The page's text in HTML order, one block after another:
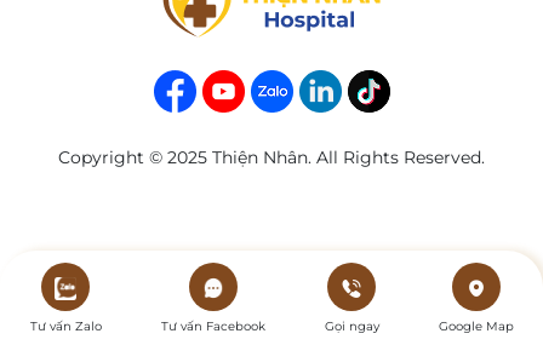
Copyright © 2025 Thiện Nhân. All Rights Reserved.
Tư vấn Zalo Tư vấn Facebook Gọi ngay Google Map